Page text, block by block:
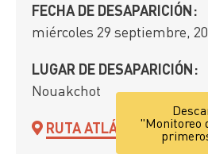
FECHA DE DESAPARICIÓN:
miércoles 29 septiembre,
LUGAR DE DESAPARICIÓN:
Nouakchot
RUTA ATLÁNTICA"Monitoreo